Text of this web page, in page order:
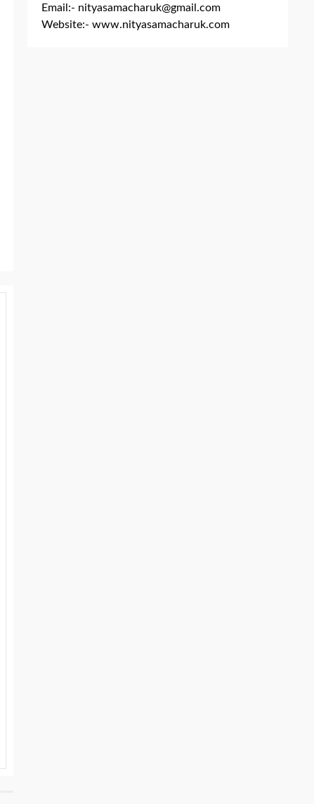
Email:- nityasamacharuk@gmail.com
Website:- www.nityasamacharuk.com